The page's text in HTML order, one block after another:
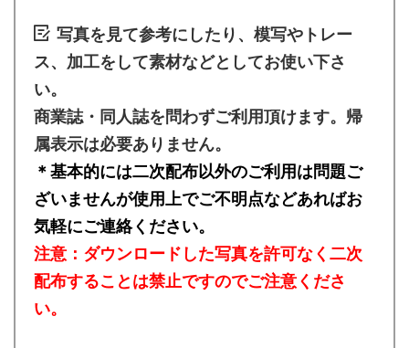
写真を見て参考にしたり、模写やトレー
ス、加工をして素材などとしてお使い下さ
い。
商業誌・同人誌を問わずご利用頂けます。帰
属表示は必要ありません。
＊基本的には二次配布以外のご利用は問題ご
ざいませんが使用上でご不明点などあればお
気軽にご連絡ください。
注意：ダウンロードした写真を許可なく二次
配布することは禁止ですのでご注意くださ
い。